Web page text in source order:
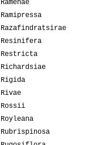
Ramenae
Ramipressa
Razafindratsirae
Resinifera
Restricta
Richardsiae
Rigida
Rivae
Rossii
Royleana
Rubrispinosa